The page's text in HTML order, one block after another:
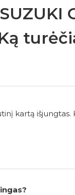
kartą išjungtas.